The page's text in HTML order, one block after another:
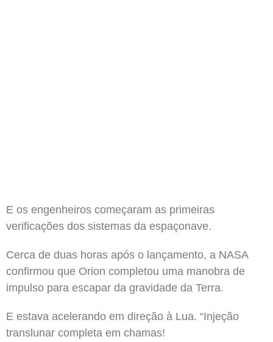
E os engenheiros começaram as primeiras
verificações dos sistemas da espaçonave.
Cerca de duas horas após o lançamento, a NASA
confirmou que Orion completou uma manobra de
impulso para escapar da gravidade da Terra.
E estava acelerando em direção à Lua. “Injeção
translunar completa em chamas!